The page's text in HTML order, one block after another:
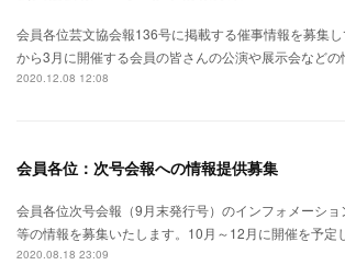
会員各位芸文協会報136号に掲載する催事情報を募集
から3月に開催する会員の皆さんの公演や展示会など
2020.12.08 12:08
会員各位：次号会報への情報提供募集
会員各位次号会報（9月末発行号）のインフォメーシ
等の情報を募集いたします。10月～12月に開催を予
2020.08.18 23:09